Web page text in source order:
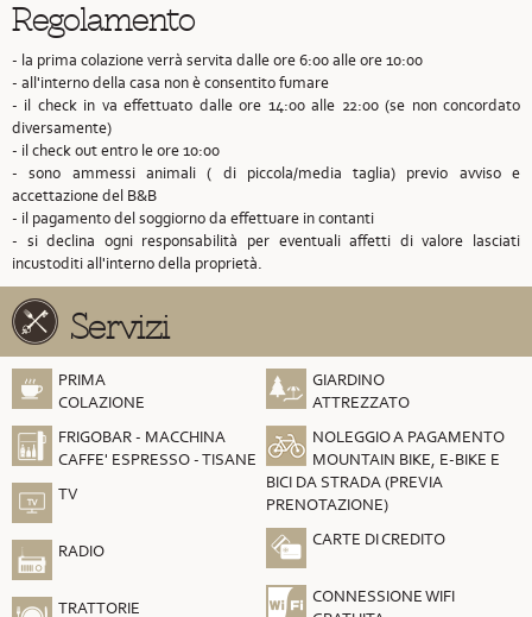
Regolamento
- la prima colazione verrà servita dalle ore 6:00 alle ore 10:00
- all'interno della casa non è consentito fumare
- il check in va effettuato dalle ore 14:00 alle 22:00 (se non concordato
diversamente)
- il check out entro le ore 10:00
- sono ammessi animali ( di piccola/media taglia) previo avviso e
accettazione del B&B
- il pagamento del soggiorno da effettuare in contanti
- si declina ogni responsabilità per eventuali affetti di valore lasciati
incustoditi all'interno della proprietà.
Servizi
PRIMA
COLAZIONE
FRIGOBAR - MACCHINA
CAFFE' ESPRESSO - TISANE
TV
RADIO
TRATTORIE
GIARDINO
ATTREZZATO
NOLEGGIO A PAGAMENTO
MOUNTAIN BIKE, E-BIKE E
BICI DA STRADA (PREVIA
PRENOTAZIONE)
CARTE DI CREDITO
CONNESSIONE WIFI